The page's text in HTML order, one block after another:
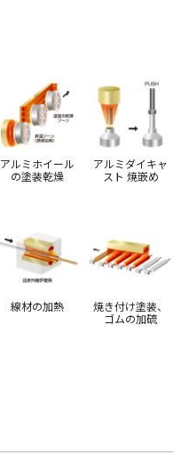
アルミホイール
の塗装乾燥
アルミダイキャ
スト 焼嵌め
線材の加熱
焼き付け塗装、
ゴムの加硫